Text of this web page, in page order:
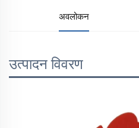
अवलोकन
उत्पादन विवरण